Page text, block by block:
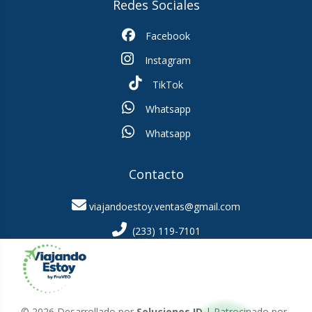
Redes Sociales
Facebook
Instagram
TikTok
Whatsapp
Whatsapp
Contacto
viajandoestoy.ventas@gmail.com
(233) 119-7101